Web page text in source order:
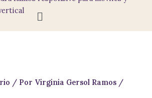
Menú
/ Por Virginia Gersol Ramos /